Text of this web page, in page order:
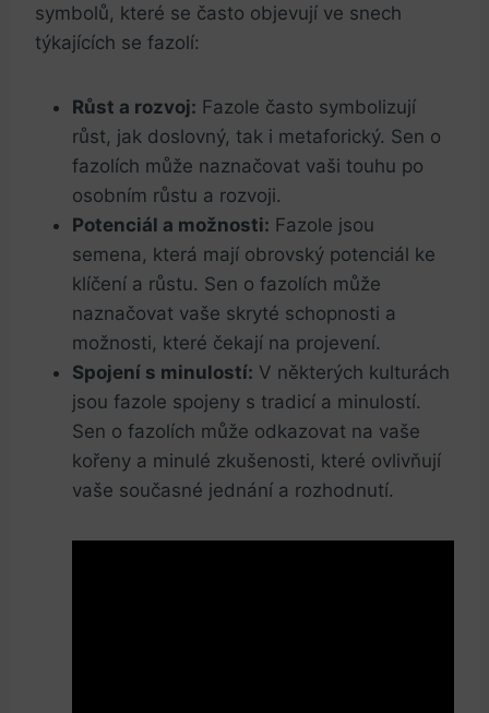
symbolů, které se často objevují ve snech
týkajících se fazolí:
Růst a rozvoj: Fazole často symbolizují
růst, jak doslovný, tak i metaforický. Sen o
fazolích může naznačovat vaši touhu po
osobním růstu a rozvoji.
Potenciál a možnosti: Fazole jsou
semena, která mají obrovský potenciál ke
klíčení a růstu. Sen o fazolích může
naznačovat vaše skryté schopnosti a
možnosti, které čekají na projevení.
Spojení s minulostí: V některých kulturách
jsou fazole spojeny s tradicí a minulostí.
Sen o fazolích může odkazovat na vaše
kořeny a minulé zkušenosti, které ovlivňují
vaše současné jednání a rozhodnutí.